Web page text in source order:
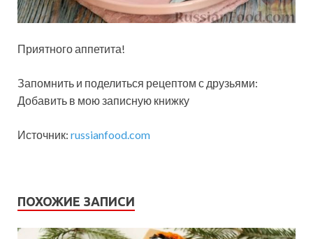
Приятного аппетита!
Запомнить и поделиться рецептом с друзьями:
Добавить в мою записную книжку
Источник: russianfood.com
ПОХОЖИЕ ЗАПИСИ